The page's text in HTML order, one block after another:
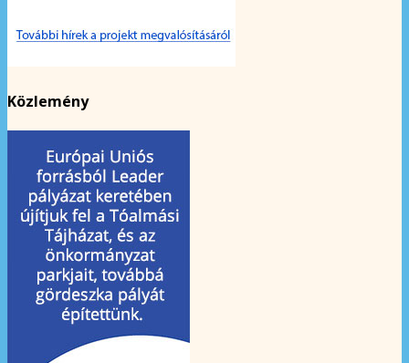
Közlemény